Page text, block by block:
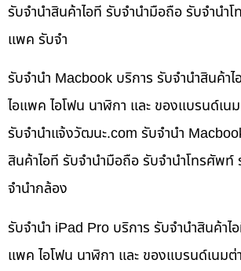
รับจำนำสินค้าไอที รับจำนำมือถือ รับจำนำ
แพค รับจำ
รับจำนำ Macbook บริการ รับจำนำสินค้า
ไอแพค ไอโฟน นาฬิกา และ ของแบรนด์เน
รับจํานําแจ้งวัฒนะ.com รับจำนำ
สินค้าไอที รับจำนำมือถือ รับจำนำโทรศัพท์
จำนำกล้อง
รับจำนำ iPad Pro บริการ รับจำนำสินค้าไ
แพค ไอโฟน นาฬิกา และ ของแบรนด์เนมต่